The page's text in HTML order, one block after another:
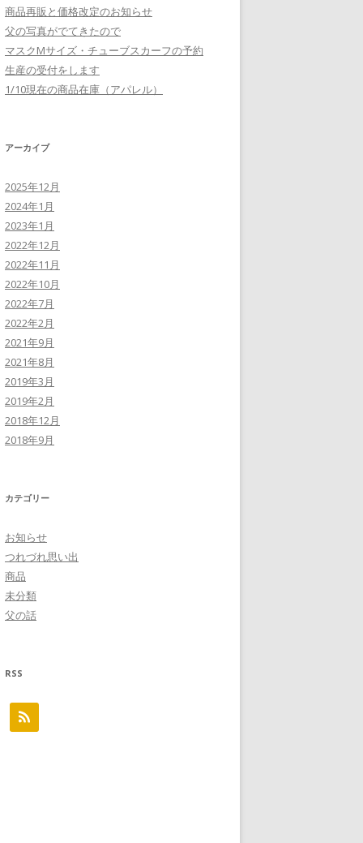
商品再販と価格改定のお知らせ
父の写真がでてきたので
マスクMサイズ・チューブスカーフの予約
生産の受付をします
1/10現在の商品在庫（アパレル）
アーカイブ
2025年12月
2024年1月
2023年1月
2022年12月
2022年11月
2022年10月
2022年7月
2022年2月
2021年9月
2021年8月
2019年3月
2019年2月
2018年12月
2018年9月
カテゴリー
お知らせ
つれづれ思い出
商品
未分類
父の話
RSS